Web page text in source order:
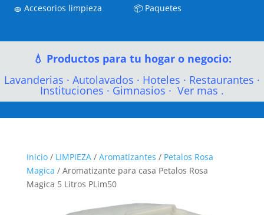
🧽Accesorios limpieza
📦 Paquetes
💧 Productos para tu hogar o negocio:
Lavanderias · Autolavados · Hoteles · Restaurantes ·
Instituciones · Gimnasios · Ver mas .
Inicio/ LIMPIEZA/ Aromatizantes / Petalos Rosa
Magica / Aromatizante para casa Petalos Rosa
Magica 5 Litros PLim50